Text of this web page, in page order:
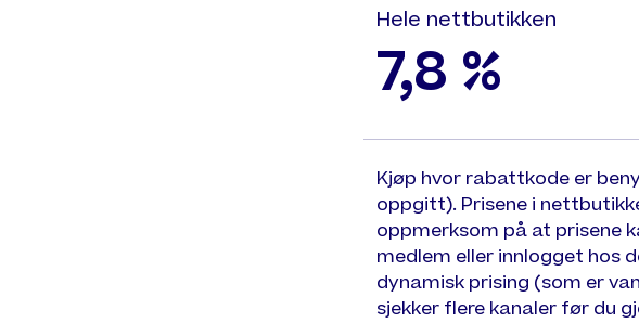
Hele nettbutikken
7,8 %
Kjøp hvor rabattkode er
oppgitt). Prisene i
oppmerksom på at prisene
medlem eller innlogget hos
dynamisk prising (som er
sjekker flere kanaler før du